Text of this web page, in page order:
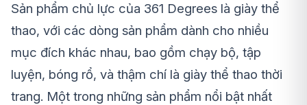
Sản phẩm chủ lực của 361 Degrees là giày thể
thao, với các dòng sản phẩm dành cho nhiều
mục đích khác nhau, bao gồm chạy bộ, tập
luyện, bóng rổ, và thậm chí là giày thể thao thời
trang. Một trong những sản phẩm nổi bật nhất